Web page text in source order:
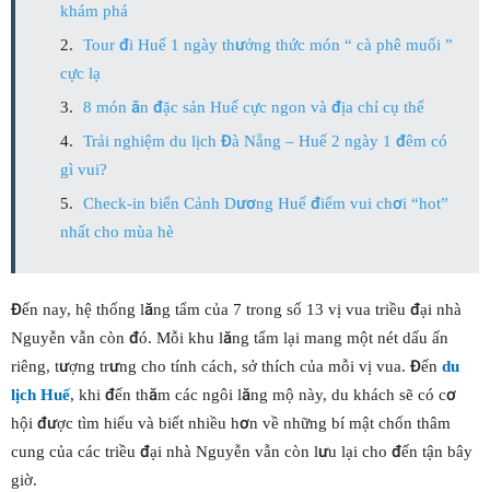
khám phá
Tour đi Huế 1 ngày thưởng thức món “ cà phê muối ”
cực lạ
8 món ăn đặc sản Huế cực ngon và địa chỉ cụ thể
Trải nghiệm du lịch Đà Nẵng – Huế 2 ngày 1 đêm có
gì vui?
Check-in biển Cảnh Dương Huế điểm vui chơi “hot”
nhất cho mùa hè
Đến nay, hệ thống lăng tẩm của 7 trong số 13 vị vua triều đại nhà
Nguyễn vẫn còn đó. Mỗi khu lăng tẩm lại mang một nét dấu ấn
riêng, tượng trưng cho tính cách, sở thích của mỗi vị vua. Đến du
lịch Huế, khi đến thăm các ngôi lăng mộ này, du khách sẽ có cơ
hội được tìm hiểu và biết nhiều hơn về những bí mật chốn thâm
cung của các triều đại nhà Nguyễn vẫn còn lưu lại cho đến tận bây
giờ.